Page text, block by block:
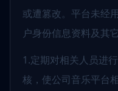
或遭篡改。平台未经
户身份信息资料及其
1.定期对相关人员进
核，使公司音乐平台